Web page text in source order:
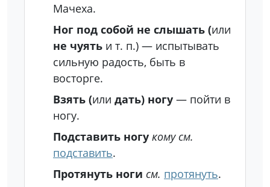
Мачеха.
Ног под собой не слышать (или
не чуять и т. п.) — испытывать
сильную радость, быть в
восторге.
Взять (или дать) ногу — пойти в
ногу.
Подставить ногу кому см.
подставить.
Протянуть ноги см. протянуть.